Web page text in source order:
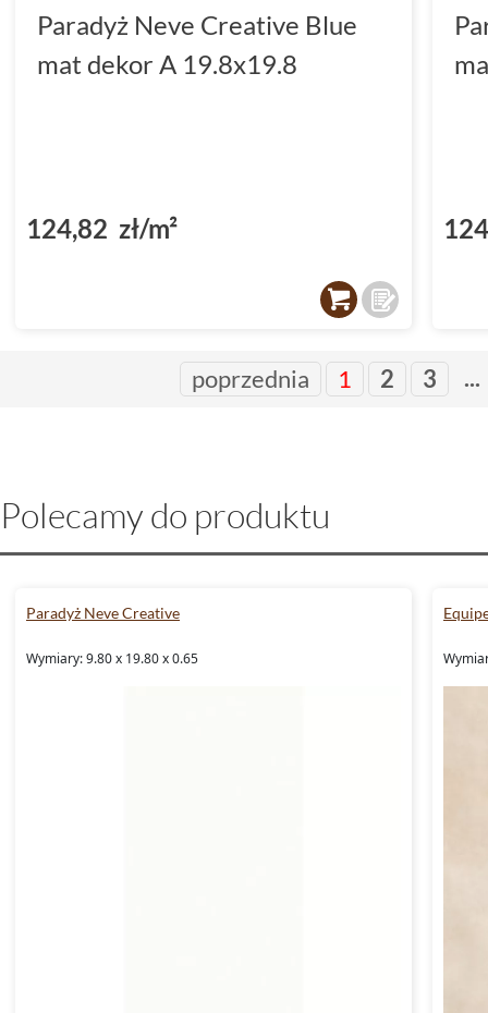
Paradyż Neve Creative Blue
mat dekor A 19.8x19.8
124,82 zł/m²
poprzednia 1 2 3 ...
Polecamy do produktu
Paradyż Neve Creative
Wymiary: 9.80 x 19.80 x 0.65